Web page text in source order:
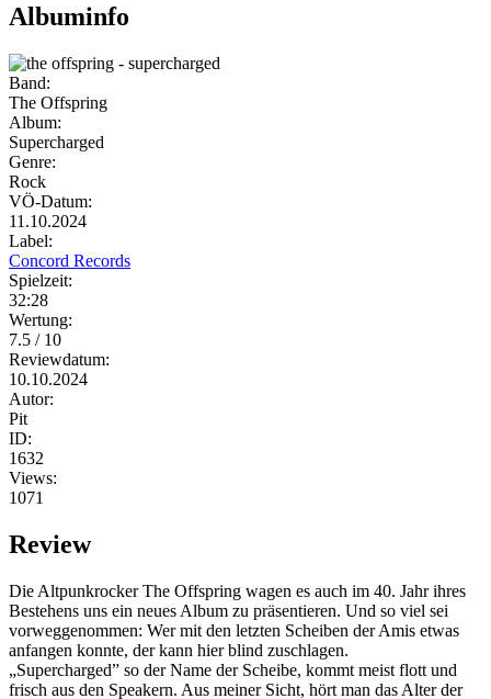
Albuminfo
Band:
The Offspring
Album:
Supercharged
Genre:
Rock
VÖ-Datum:
11.10.2024
Label:
Concord Records
Spielzeit:
32:28
Wertung:
7.5 / 10
Reviewdatum:
10.10.2024
Autor:
Pit
ID:
1632
Views:
1071
Review
Die Altpunkrocker The Offspring wagen es auch im 40. Jahr ihres
Bestehens uns ein neues Album zu präsentieren. Und so viel sei
vorweggenommen: Wer mit den letzten Scheiben der Amis etwas
anfangen konnte, der kann hier blind zuschlagen.
„Supercharged” so der Name der Scheibe, kommt meist flott und
frisch aus den Speakern. Aus meiner Sicht, hört man das Alter der